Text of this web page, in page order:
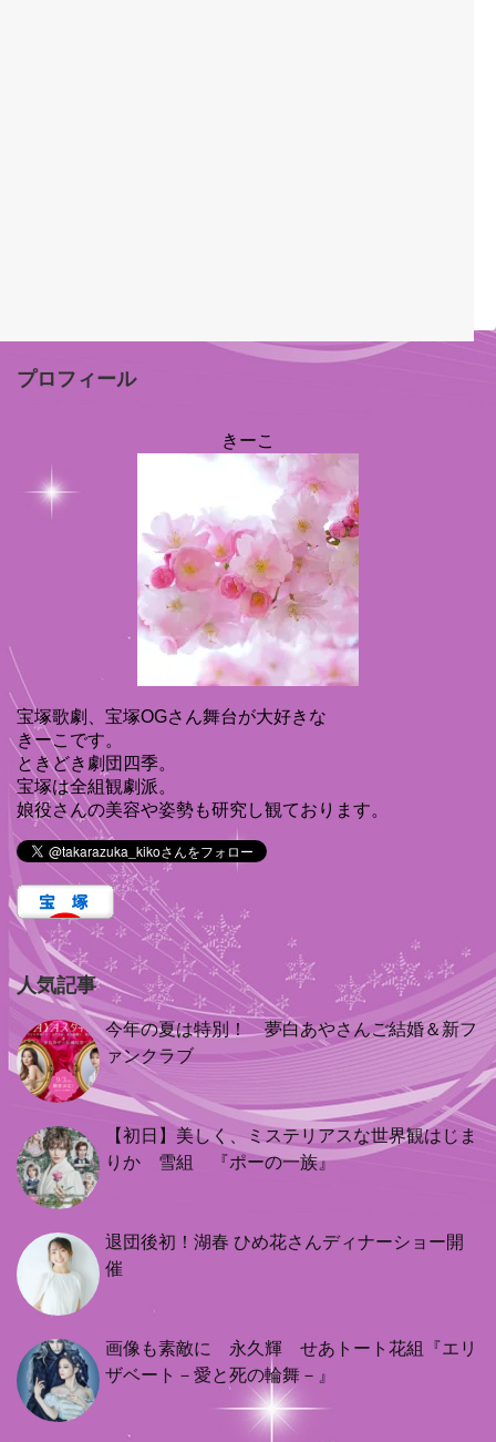
プロフィール
きーこ
宝塚歌劇、宝塚OGさん舞台が大好きな
きーこです。
ときどき劇団四季。
宝塚は全組観劇派。
娘役さんの美容や姿勢も研究し観ております。
人気記事
今年の夏は特別！ 夢白あやさんご結婚＆新フ
ァンクラブ
【初日】美しく、ミステリアスな世界観はじま
りか 雪組 『ポーの一族』
退団後初！湖春 ひめ花さんディナーショー開
催
画像も素敵に 永久輝 せあトート花組『エリ
ザベート－愛と死の輪舞－』